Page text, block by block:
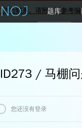
进行联系。请附错误参考
题库
/ 马棚
您还没有登录